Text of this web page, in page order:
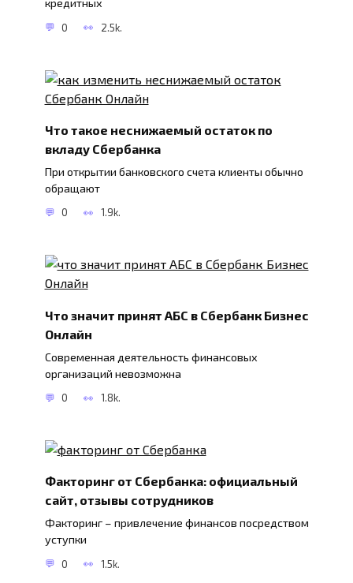
кредитных
0 2.5k.
Что такое неснижаемый остаток по
вкладу Сбербанка
При открытии банковского счета клиенты обычно
обращают
0 1.9k.
Что значит принят АБС в Сбербанк Бизнес
Онлайн
Современная деятельность финансовых
организаций невозможна
0 1.8k.
Факторинг от Cбербанка: официальный
сайт, отзывы сотрудников
Факторинг – привлечение финансов посредством
уступки
0 1.5k.